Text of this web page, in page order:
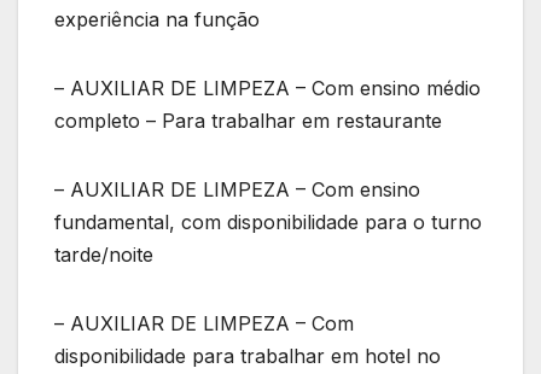
experiência na função
– AUXILIAR DE LIMPEZA – Com ensino médio
completo – Para trabalhar em restaurante
– AUXILIAR DE LIMPEZA – Com ensino
fundamental, com disponibilidade para o turno
tarde/noite
– AUXILIAR DE LIMPEZA – Com
disponibilidade para trabalhar em hotel no